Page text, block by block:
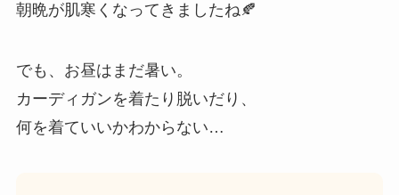
朝晩が肌寒くなってきましたね🍂
でも、お昼はまだ暑い。
カーディガンを着たり脱いだり、
何を着ていいかわからない…